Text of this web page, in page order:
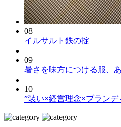
08
イルサルト鉄の掟
09
暑さを味方につける服、
10
”装い×経営理念×ブラン